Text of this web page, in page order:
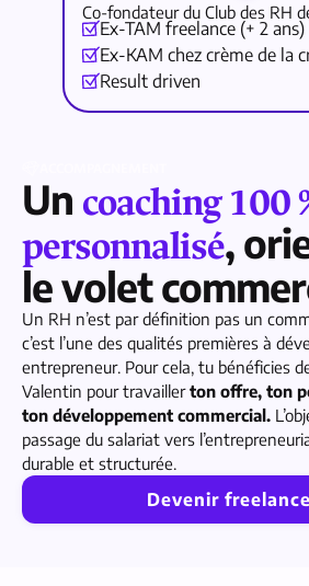
Co-fondateur du Club des RH
Ex-TAM freelance (+ 2 ans)
Ex-KAM chez crème de la
Result driven
Un coaching 100
personnalisé,
le volet
Un RH n’est par définition pas un
c’est l’une des qualités premières à
entrepreneur. Pour cela, tu bénéficies
Valentin pour travaillerton offre, ton
ton développement commercial.
passage du salariat vers
durable et structurée.
Devenir